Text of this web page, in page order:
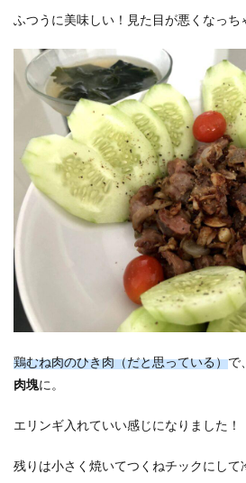
ふつうに美味しい！見た目が悪くなっち
鶏むね肉のひき肉（だと思っている）で
肉塊に。
エリンギ入れていい感じになりました！
残りは小さく焼いてつくねチックにして